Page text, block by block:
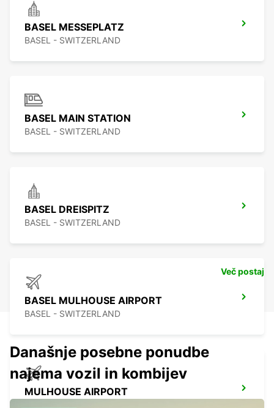
BASEL MESSEPLATZ
BASEL - SWITZERLAND
BASEL MAIN STATION
BASEL - SWITZERLAND
BASEL DREISPITZ
BASEL - SWITZERLAND
BASEL MULHOUSE AIRPORT
BASEL - SWITZERLAND
MULHOUSE AIRPORT
Več postaj
Današnje posebne ponudbe
najema vozil in kombijev